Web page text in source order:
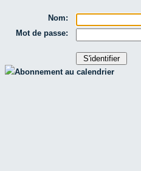
Nom:
Mot de passe:
Abonnement au calendrier